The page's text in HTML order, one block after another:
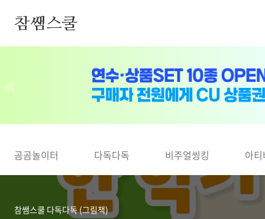
참쌤스쿨
곰곰놀이터 다독다독 비주얼씽킹 아
참쌤스쿨 다독다독 (그림책)